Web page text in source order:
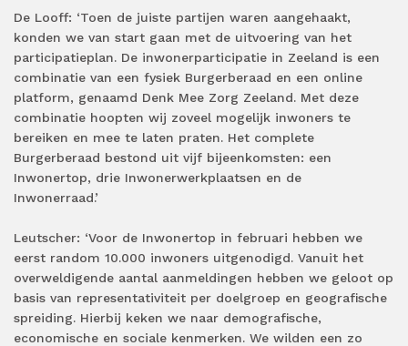
De Looff: ‘Toen de juiste partijen waren aangehaakt,
konden we van start gaan met de uitvoering van het
participatieplan. De inwonerparticipatie in Zeeland is een
combinatie van een fysiek Burgerberaad en een online
platform, genaamd Denk Mee Zorg Zeeland. Met deze
combinatie hoopten wij zoveel mogelijk inwoners te
bereiken en mee te laten praten. Het complete
Burgerberaad bestond uit vijf bijeenkomsten: een
Inwonertop, drie Inwonerwerkplaatsen en de
Inwonerraad.’
Leutscher: ‘Voor de Inwonertop in februari hebben we
eerst random 10.000 inwoners uitgenodigd. Vanuit het
overweldigende aantal aanmeldingen hebben we geloot op
basis van representativiteit per doelgroep en geografische
spreiding. Hierbij keken we naar demografische,
economische en sociale kenmerken. We wilden een zo